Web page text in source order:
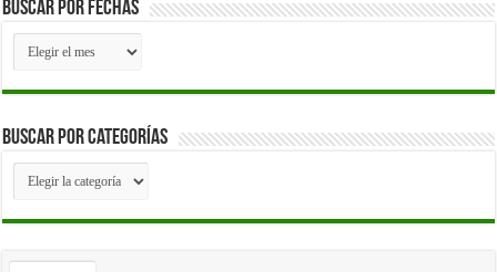
Buscar por fechas
Buscar
por
Buscar por Categorías
Buscar
por